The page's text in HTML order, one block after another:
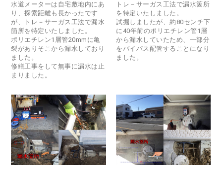
水道メーターは自宅敷地内にあ
り、探索距離も長かったです
が、トレ－サーガス工法で漏水
箇所を特定いたしました。
ポリエチレン1層管20mmに亀
裂がありそこから漏水しており
ました。
修繕工事をして無事に漏水は止
まりました。
トレ－サーガス工法で漏水箇所
を特定いたしました。
試掘しましたが、約80センチ下
に40年前のポリエチレン管1層
から漏水していたため、一部分
をバイパス配管することになり
ました。